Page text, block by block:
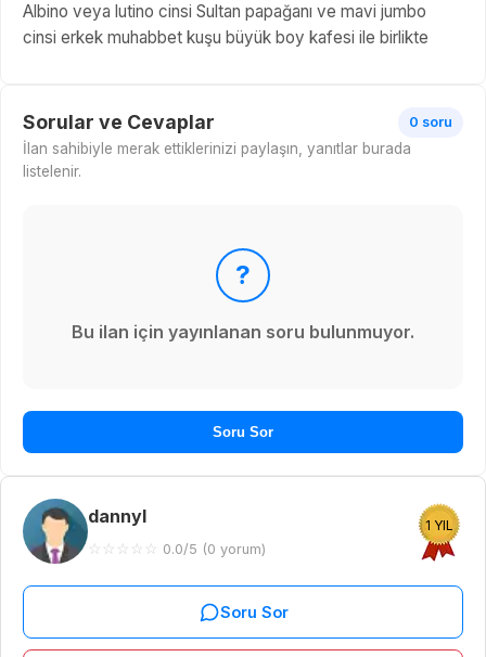
Albino veya lutino cinsi Sultan papağanı ve mavi jumbo
cinsi erkek muhabbet kuşu büyük boy kafesi ile birlikte
Sorular ve Cevaplar 0 soru
İlan sahibiyle merak ettiklerinizi paylaşın, yanıtlar burada
listelenir.
?
Bu ilan için yayınlanan soru bulunmuyor.
Soru Sor
dannyl
☆ ☆ ☆ ☆ ☆ 0.0/5 (0 yorum)
1 YIL
Soru Sor